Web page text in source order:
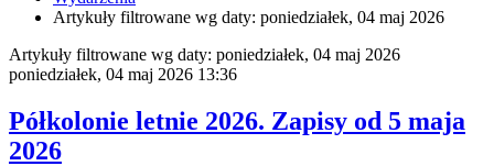
Artykuły filtrowane wg daty: poniedziałek, 04 maj 2026
Artykuły filtrowane wg daty: poniedziałek, 04 maj 2026
poniedziałek, 04 maj 2026 13:36
Półkolonie letnie 2026. Zapisy od 5 maja
2026